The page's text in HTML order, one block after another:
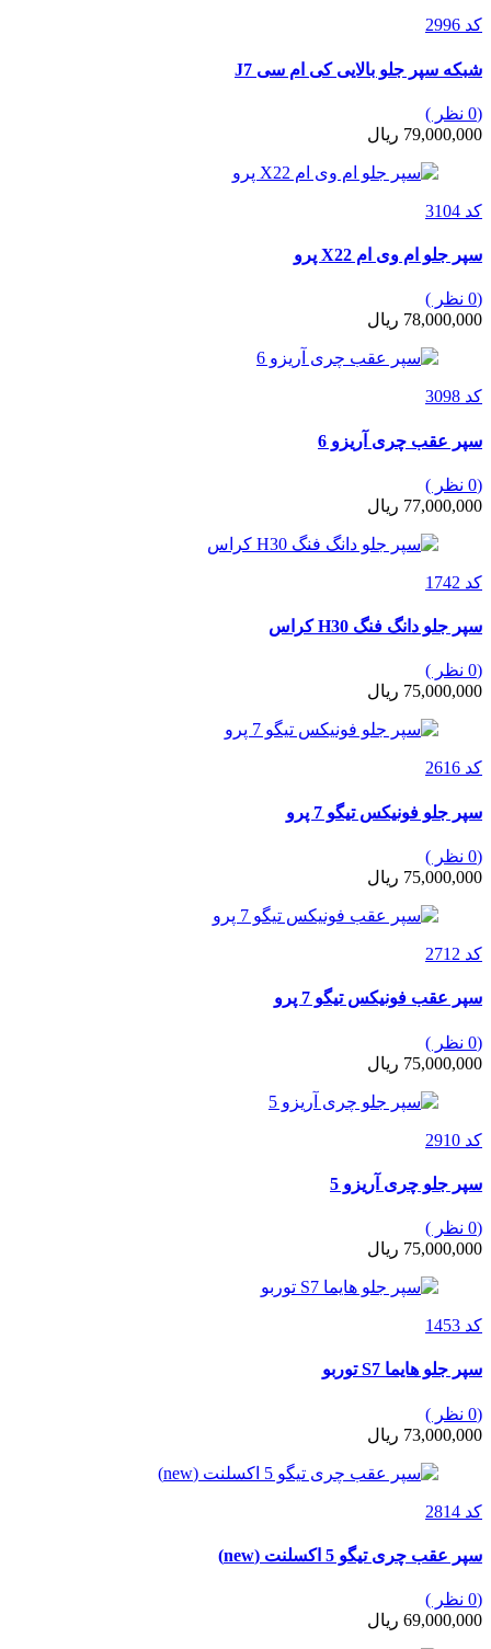
کد 2996
شبکه سپر جلو بالایی کی ام سی J7
(0 نظر )
79,000,000 ریال
کد 3104
سپر جلو ام وی ام X22 پرو
(0 نظر )
78,000,000 ریال
کد 3098
سپر عقب چری آریزو 6
(0 نظر )
77,000,000 ریال
کد 1742
سپر جلو دانگ فنگ H30 کراس
(0 نظر )
75,000,000 ریال
کد 2616
سپر جلو فونیکس تیگو 7 پرو
(0 نظر )
75,000,000 ریال
کد 2712
سپر عقب فونیکس تیگو 7 پرو
(0 نظر )
75,000,000 ریال
کد 2910
سپر جلو چری آریزو 5
(0 نظر )
75,000,000 ریال
کد 1453
سپر جلو هایما S7 توربو
(0 نظر )
73,000,000 ریال
کد 2814
سپر عقب چری تیگو 5 اکسلنت (new)
(0 نظر )
69,000,000 ریال